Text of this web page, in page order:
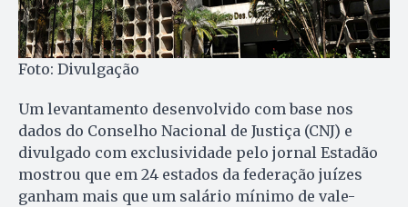
Foto: Divulgação
Um levantamento desenvolvido com base nos
dados do Conselho Nacional de Justiça (CNJ) e
divulgado com exclusividade pelo jornal Estadão
mostrou que em 24 estados da federação juízes
ganham mais que um salário mínimo de vale-